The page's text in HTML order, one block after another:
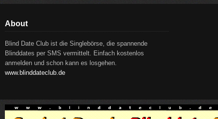
About
Blind Date Club ist die Singlebörse, die spannende
Blinddates per SMS vermittelt. Einfach kostenlos
anmelden und schon kann es losgehen.
www.blinddateclub.de